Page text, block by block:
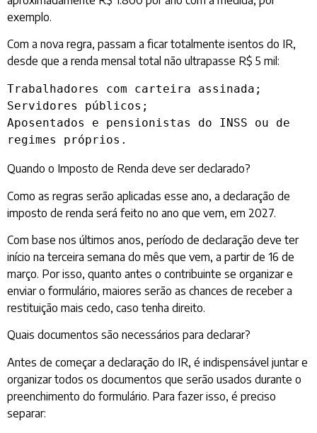
exemplo.
Com a nova regra, passam a ficar totalmente isentos do IR,
desde que a renda mensal total não ultrapasse R$ 5 mil:
Trabalhadores com carteira assinada;
Servidores públicos;
Aposentados e pensionistas do INSS ou de
regimes próprios.
Quando o Imposto de Renda deve ser declarado?
Como as regras serão aplicadas esse ano, a declaração de
imposto de renda será feito no ano que vem, em 2027.
Com base nos últimos anos, período de declaração deve ter
início na terceira semana do mês que vem, a partir de 16 de
março. Por isso, quanto antes o contribuinte se organizar e
enviar o formulário, maiores serão as chances de receber a
restituição mais cedo, caso tenha direito.
Quais documentos são necessários para declarar?
Antes de começar a declaração do IR, é indispensável juntar e
organizar todos os documentos que serão usados durante o
preenchimento do formulário. Para fazer isso, é preciso
separar: